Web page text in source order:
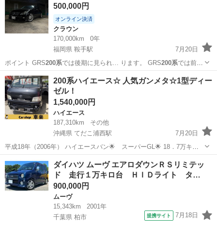
500,000円
オンライン決済
クラウン
170,000km
0年
福岡県 鞍手駅
7月20日
ポイント GRS200系では後期に見られ… ります。 GRS200系では前期
のお求め…
福岡 鞍手郡 鞍手駅 クラウン
200系ハイエース☆ 人気ガンメタ☆1型ディー
ゼル！
1,540,000円
ハイエース
187,310km
その他
沖縄県 てだこ浦西駅
7月20日
平成18年（2006年） ハイエースバン🌟 スーパーGL🌟 18．7万キ
ロ 修復なし🌟 2.5L 5ドア 人気オフロードスタイルのガンメタ🚘 車両
価格154万円 総額 169万円 新規車検整備、 1年or一万キロ保証...
沖縄 沖縄市 てだこ浦西駅 ハイエース
ダイハツ ムーヴ エアロダウンＲＳリミテッ
ド 走行１万キロ台 ＨＩＤライト タ…
900,000円
ムーヴ
15,343km
2001年
千葉県 柏市
提携サイト 7月18日